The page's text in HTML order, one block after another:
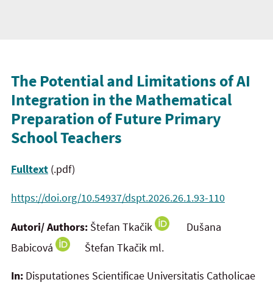
The Potential and Limitations of AI
Integration in the Mathematical
Preparation of Future Primary
School Teachers
Fulltext (.pdf)
https://doi.org/10.54937/dspt.2026.26.1.93-110
Autori/ Authors: Štefan Tkačik
Dušana
Babicová
Štefan Tkačik ml.
In: Disputationes Scientificae Universitatis Catholicae